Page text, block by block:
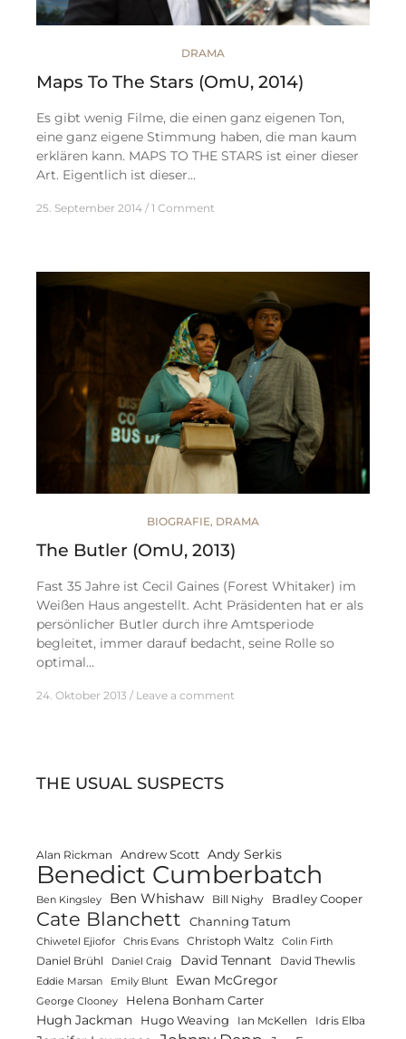
DRAMA
Maps To The Stars (OmU, 2014)
Es gibt wenig Filme, die einen ganz eigenen Ton,
eine ganz eigene Stimmung haben, die man kaum
erklären kann. MAPS TO THE STARS ist einer dieser
Art. Eigentlich ist dieser…
25. September 2014 1 Comment
BIOGRAFIE, DRAMA
The Butler (OmU, 2013)
Fast 35 Jahre ist Cecil Gaines (Forest Whitaker) im
Weißen Haus angestellt. Acht Präsidenten hat er als
persönlicher Butler durch ihre Amtsperiode
begleitet, immer darauf bedacht, seine Rolle so
optimal…
24. Oktober 2013 Leave a comment
THE USUAL SUSPECTS
Alan Rickman Andrew Scott Andy Serkis
Benedict Cumberbatch
Ben Kingsley Ben Whishaw Bill Nighy Bradley Cooper
Cate Blanchett Channing Tatum
Chiwetel Ejiofor Chris Evans Christoph Waltz Colin Firth
Daniel Brühl Daniel Craig David Tennant David Thewlis
Eddie Marsan Emily Blunt Ewan McGregor
George Clooney Helena Bonham Carter
Hugh Jackman Hugo Weaving Ian McKellen Idris Elba